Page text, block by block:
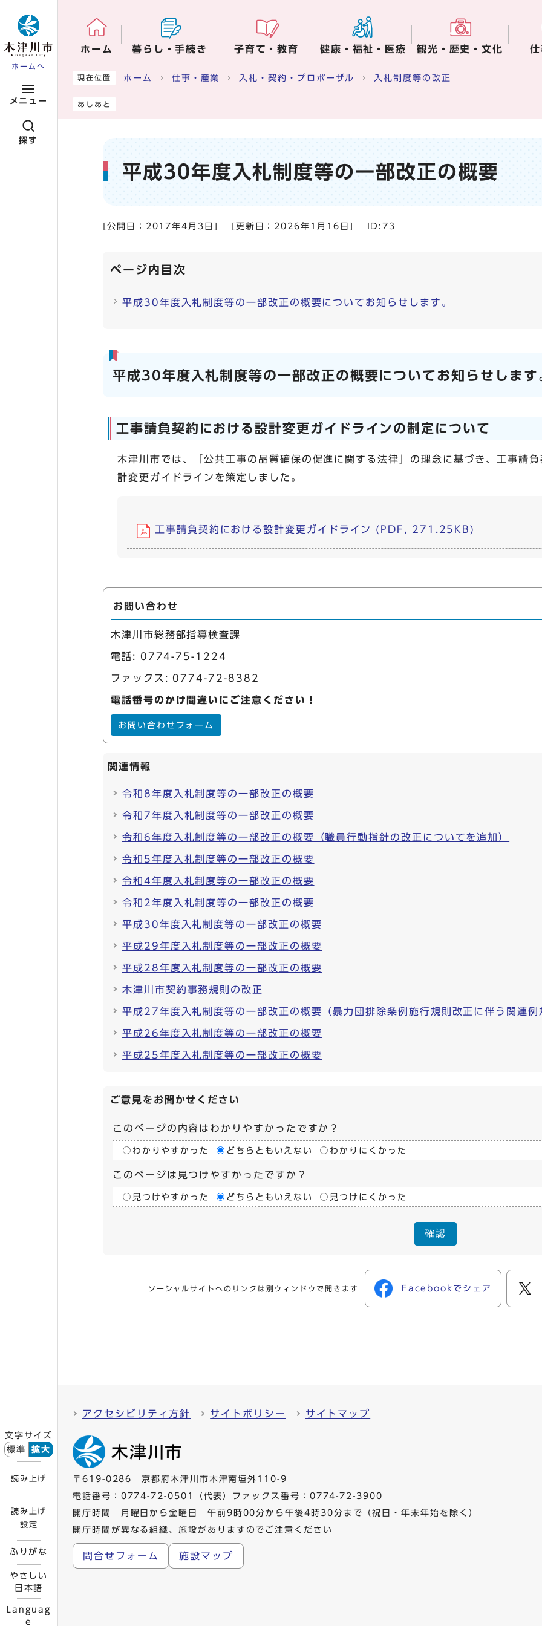
ホームへ
メニュー
探す
文字サイズ
標準
拡大
読み上げ
読み上げ
設定
ふりがな
やさしい
日本語
Languag
e
ホーム 暮らし・手続き 子育て・教育 健康・福祉・医療 観光・歴史・文化
ここから本文です
現在位置 ホーム 仕事・産業 入札・契約・プロポーザル 入札制度等の改正
あしあと
平成30年度入札制度等の一部改正の概要
[公開日： 2017年4月3日 [更新日： 2026年1月16日 ID:73
ページ内目次
平成30年度入札制度等の一部改正の概要についてお知らせします。
平成30年度入札制度等の一部改正の概要についてお知らせします
工事請負契約における設計変更ガイドラインの制定について
木津川市では、「公共工事の品質確保の促進に関する法律」の理念に基づき、工事請
計変更ガイドラインを策定しました。
工事請負契約における設計変更ガイドライン (PDF, 271.25KB)
お問い合わせ
木津川市総務部指導検査課
電話: 0774-75-1224
ファックス: 0774-72-8382
電話番号のかけ間違いにご注意ください！
お問い合わせフォーム
関連情報
令和8年度入札制度等の一部改正の概要
令和7年度入札制度等の一部改正の概要
令和6年度入札制度等の一部改正の概要（職員行動指針の改正についてを追加）
令和5年度入札制度等の一部改正の概要
令和4年度入札制度等の一部改正の概要
令和2年度入札制度等の一部改正の概要
平成30年度入札制度等の一部改正の概要
平成29年度入札制度等の一部改正の概要
平成28年度入札制度等の一部改正の概要
木津川市契約事務規則の改正
平成27年度入札制度等の一部改正の概要（暴力団排除条例施行規則改正に伴う関連例
平成26年度入札制度等の一部改正の概要
平成25年度入札制度等の一部改正の概要
ご意見をお聞かせください
このページの内容はわかりやすかったですか？
わかりやすかった どちらともいえない わかりにくかった
このページは見つけやすかったですか？
見つけやすかった どちらともいえない 見つけにくかった
確認
ソーシャルサイトへのリンクは別ウィンドウで開きます Facebookでシェア
アクセシビリティ方針 サイトポリシー サイトマップ
〒619-0286 京都府木津川市木津南垣外110-9
電話番号： 0774-72-0501
（代表）ファックス番号：0774-72-3900
開庁時間 月曜日から金曜日 午前9時00分から午後4時30分まで（祝日・年末年始を除く）
開庁時間が異なる組織、施設がありますのでご注意ください
問合せフォーム 施設マップ